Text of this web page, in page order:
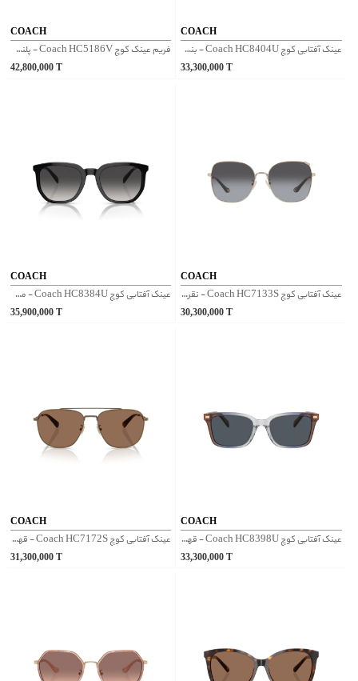
COACH
فریم عینک کوچ Coach HC5186V - پلنگی
42,800,000T
COACH
عینک آفتابی کوچ Coach HC8404U - بنفش
33,300,000 T
COACH
عینک آفتابی کوچ Coach HC8384U - مشکی
35,900,000T
COACH
عینک آفتابی کوچ Coach HC7133S - نقره‌ای
30,300,000 T
COACH
عینک آفتابی کوچ Coach HC7172S - قهوه‌ای
31,300,000T
COACH
عینک آفتابی کوچ Coach HC8398U - قهوه‌ای
33,300,000 T